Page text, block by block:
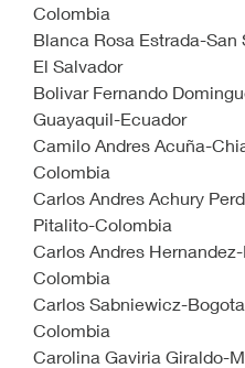
Colombia
Blanca Rosa Estrada-San
El Salvador
Bolivar Fernando
Guayaquil-Ecuador
Camilo Andres Acuña-
Colombia
Carlos Andres Achury
Pitalito-Colombia
Carlos Andres
Colombia
Carlos Sabniewicz-
Colombia
Carolina Gaviria Giraldo-